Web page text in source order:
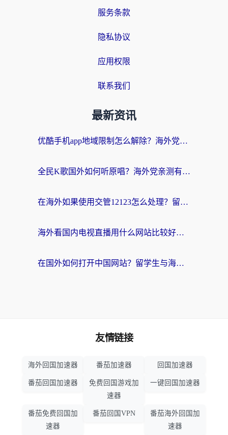
服务条款
隐私协议
应用权限
联系我们
最新资讯
优酷手机app地域限制怎么解除？海外党亲测有效的追剧方案
全民K歌国外如何听原唱？海外党亲测有效的回国加速器选择指南
在海外如果使用交管12123怎么处理？留学生亲测有效的回国加速方案
海外看国内电视直播用什么网站比较好？一篇解决你所有追剧难题的实用指南
在国外如何打开中国网站？留学生与海外华人的无缝访问指南
友情链接
海外回国加速器 番茄加速器 回国加速器
番茄回国加速器
免费回国游戏加
速器
一键回国加速器
番茄免费回国加
速器
番茄回国VPN
番茄海外回国加
速器